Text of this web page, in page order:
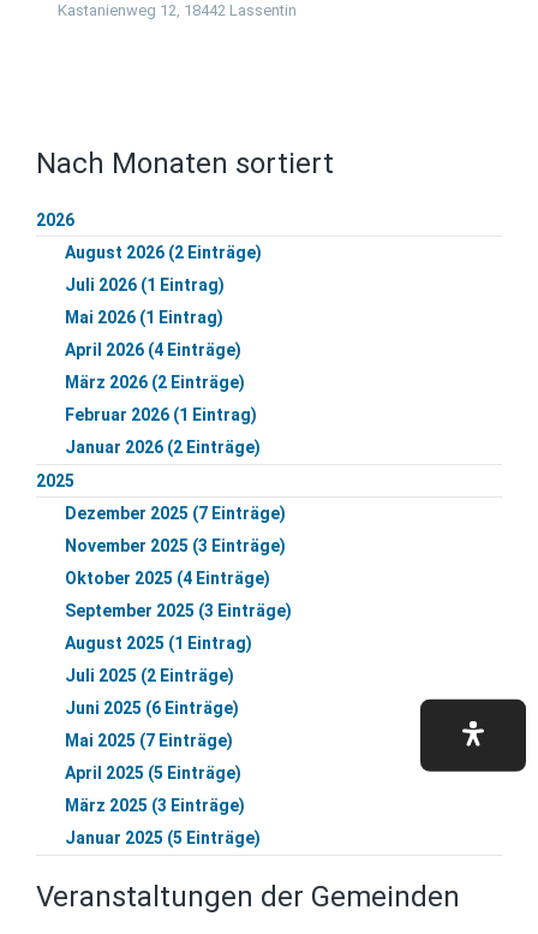
Kastanienweg 12, 18442 Lassentin
Nach Monaten sortiert
2026
August 2026 (2 Einträge)
Juli 2026 (1 Eintrag)
Mai 2026 (1 Eintrag)
April 2026 (4 Einträge)
März 2026 (2 Einträge)
Februar 2026 (1 Eintrag)
Januar 2026 (2 Einträge)
2025
Dezember 2025 (7 Einträge)
November 2025 (3 Einträge)
Oktober 2025 (4 Einträge)
September 2025 (3 Einträge)
August 2025 (1 Eintrag)
Juli 2025 (2 Einträge)
Juni 2025 (6 Einträge)
Mai 2025 (7 Einträge)
April 2025 (5 Einträge)
März 2025 (3 Einträge)
Januar 2025 (5 Einträge)
Veranstaltungen der Gemeinden